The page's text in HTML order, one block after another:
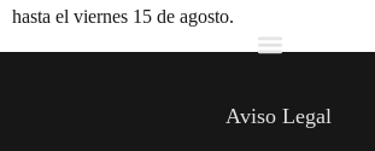
hasta el viernes 15 de agosto.
Aviso Legal